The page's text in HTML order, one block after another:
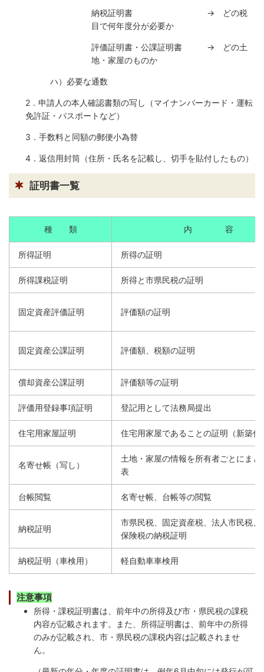
納税証明書 → どの税
目で何年度分が必要か
評価証明書・公課証明書 → どの土
地・家屋のものか
ハ）必要な通数
2．申請人の本人確認書類の写し（マイナンバーカード・運転
免許証・パスポートなど）
3．手数料と同額の郵便小為替
4．返信用封筒（住所・氏名を記載し、切手を貼付したもの）
証明書一覧
種 類 内 容
所得証明 所得の証明
所得課税証明 所得と市県民税の証明
固定資産評価証明 評価額の証明
固定資産公課証明 評価額、税額の証明
償却資産公課証明 評価額等の証明
評価用登録事項証明 登記用として法務局提出
住宅用家屋証明 住宅用家屋であることの証明（新築住
名寄せ帳（写し）
土地・家屋の情報を所有者ごとにまと
表
台帳閲覧 名寄せ帳、台帳等の閲覧
納税証明
市県民税、固定資産税、法人市民税、
保険税の納税証明
納税証明（車検用） 軽自動車車検用
注意事項
所得・課税証明書は、前年中の所得及び市・県民税の課税
内容が記載されます。また、所得証明書は、前年中の所得
のみが記載され、市・県民税の課税内容は記載されませ
ん。